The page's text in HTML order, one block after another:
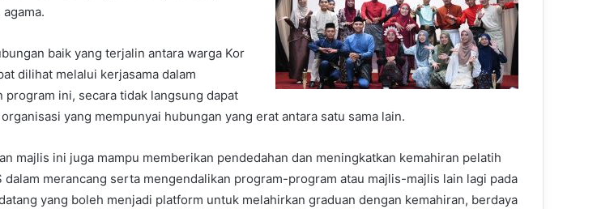
baik yang terjalin antara warga Kor
dilihat melalui kerjasama dalam
program ini, secara tidak langsung dapat
yang mempunyai hubungan yang erat antara satu sama lain.
majlis ini juga mampu memberikan pendedahan dan meningkatkan kemahiran pelatih
dalam merancang serta mengendalikan program-program atau majlis-majlis lain lagi pada
yang boleh menjadi platform untuk melahirkan graduan dengan kemahiran, berdaya